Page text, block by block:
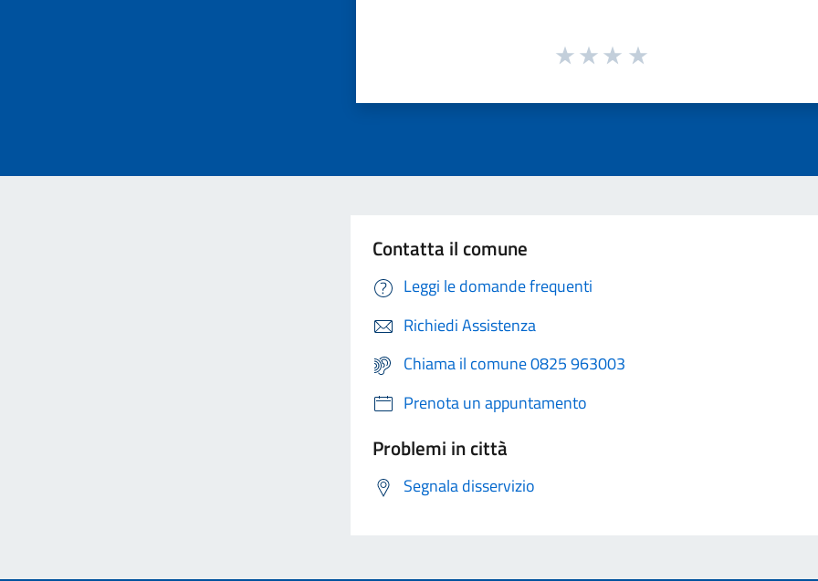
Contatta il comune
Leggi le domande frequenti
Richiedi Assistenza
Chiama il comune 0825 963003
Prenota un appuntamento
Problemi in città
Segnala disservizio